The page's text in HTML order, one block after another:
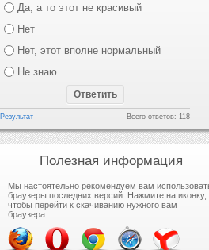
Да, а то этот не красивый
Нет
Нет, этот вполне нормальный
Не знаю
Результат Всего ответов: 118
Полезная информация
Мы настоятельно рекомендуем вам
браузеры последних версий. Нажмите на иконку,
чтобы перейти к скачиванию нужного вам
браузера